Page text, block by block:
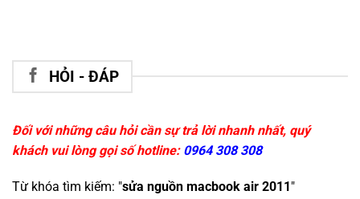
HỎI - ĐÁP
Đối với những câu hỏi cần sự trả lời nhanh nhất, quý
khách vui lòng gọi số hotline: 0964 308 308
Từ khóa tìm kiếm: "sửa nguồn macbook air 2011 "